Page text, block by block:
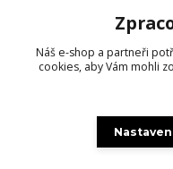
Náš e-shop a partneři
cookies, aby Vám mohli